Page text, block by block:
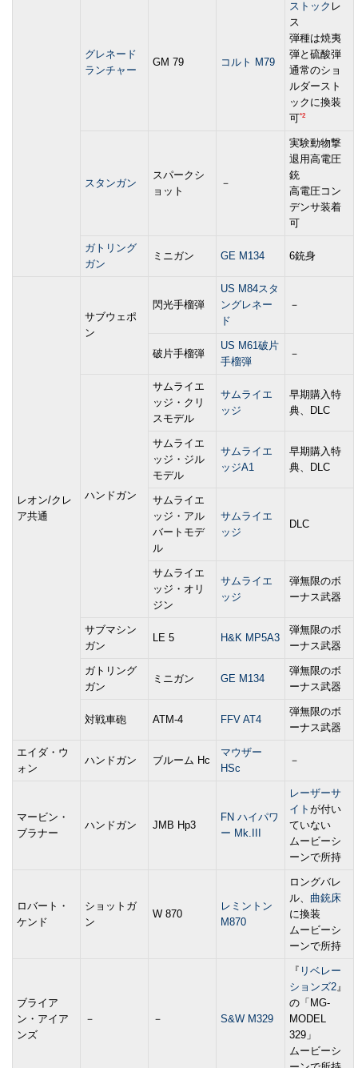
グレネード
ランチャー
GM 79 コルト M79
ストック レ
ス
弾種は焼夷
弾と硫酸弾
通常のショ
ルダースト
ックに換装
可*2
スタンガン
スパークシ
ョット
－
実験動物撃
退用高電圧
銃
高電圧コン
デンサ装着
可
ガトリング
ガン
ミニガン GE M134 6銃身
レオン/クレ
ア共通
サブウェポ
ン
閃光手榴弾
US M84スタ
ングレネー
ド
－
破片手榴弾
US M61破片
手榴弾
－
ハンドガン
サムライエ
ッジ・クリ
スモデル
サムライエ
ッジ
早期購入特
典、DLC
サムライエ
ッジ・ジル
モデル
サムライエ
ッジA1
早期購入特
典、DLC
サムライエ
ッジ・アル
バートモデ
ル
サムライエ
ッジ
DLC
サムライエ
ッジ・オリ
ジン
サムライエ
ッジ
弾無限のボ
ーナス武器
サブマシン
ガン
LE 5 H&K MP5A3
弾無限のボ
ーナス武器
ガトリング
ガン
ミニガン GE M134
弾無限のボ
ーナス武器
対戦車砲 ATM-4 FFV AT4
弾無限のボ
ーナス武器
エイダ・ウ
ォン
ハンドガン ブルーム Hc
マウザー
HSc
－
マービン・
ブラナー
ハンドガン JMB Hp3
FN ハイパワ
ー Mk.III
レーザーサ
イト が付い
ていない
ムービーシ
ーンで所持
ロバート・
ケンド
ショットガ
ン
W 870
レミントン
M870
ロングバレ
ル、 曲銃床
に換装
ムービーシ
ーンで所持
ブライア
ン・アイア
ンズ
－ － S&W M329
『 リベレー
ションズ2』
の「MG-
MODEL
329」
ムービーシ